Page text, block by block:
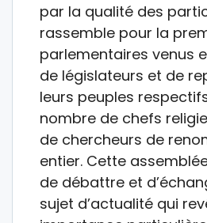
par la qualité des
rassemble pour la
parlementaires venus
de législateurs et de
leurs peuples
nombre de chefs
de chercheurs de
entier. Cette
de débattre et
sujet d’actualité qui